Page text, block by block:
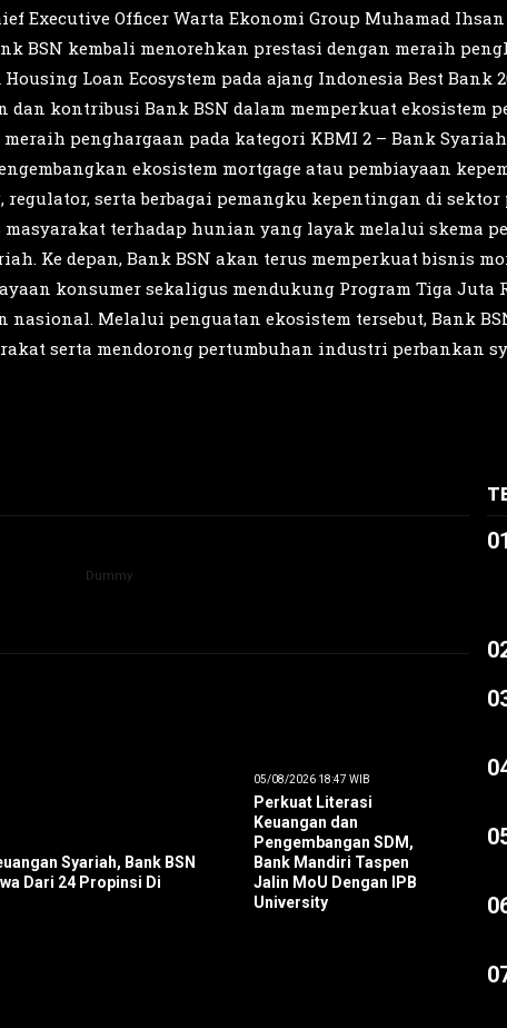
Executive Officer Warta Ekonomi Group Muhamad
BSN kembali menorehkan prestasi dengan meraih
Loan Ecosystem pada ajang Indonesia Best Bank
dan kontribusi Bank BSN dalam memperkuat ekosistem
penghargaan pada kategori KBMI 2 – Bank
ekosistem mortgage atau pembiayaan
regulator, serta berbagai pemangku kepentingan di
terhadap hunian yang layak melalui skema
Ke depan, Bank BSN akan terus memperkuat bisnis
konsumer sekaligus mendukung Program Tiga Juta
nasional. Melalui penguatan ekosistem tersebut, Bank
serta mendorong pertumbuhan industri perbankan
Syariah, Bank BSN
Dari 24 Propinsi Di
05/08/2026 18:47 WIB
Perkuat Literasi
Keuangan dan
Pengembangan SDM,
Bank Mandiri Taspen
Jalin MoU Dengan IPB
University
01